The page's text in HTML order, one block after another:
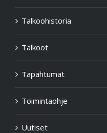
Talkoohistoria
Talkoot
Tapahtumat
Toimintaohje
Uutiset